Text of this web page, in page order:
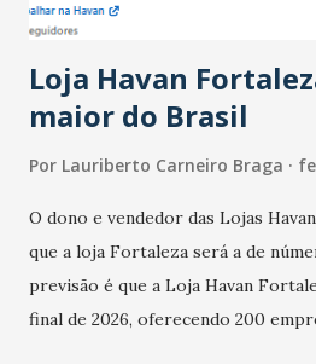
novembro. Em relação a outubro, o
cresceu. De acordo com a pesquisa,
Loja Havan
maior do Brasil
Por Lauriberto Carneiro Braga
O dono e vendedor das Lojas
que a loja Fortaleza será a de
previsão é que a Loja Havan
final de 2026, oferecendo 200